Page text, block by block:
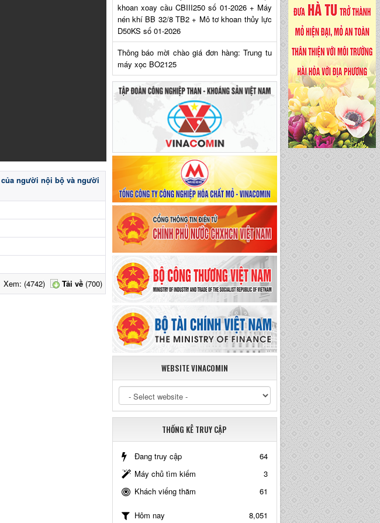
người nội bộ và người
Xem: (4742)
Tải về (700)
khoan xoay cầu CBIII250 số 01-2026 + Máy
nén khí BB 32/8 TB2 + Mô tơ khoan thủy lực
D50KS số 01-2026
Thông báo mời chào giá đơn hàng: Trung tu
máy xọc BO2125
WEBSITE VINACOMIN
THỐNG KÊ TRUY CẬP
Đang truy cập
64
Máy chủ tìm kiếm
3
Khách viếng thăm
61
Hôm nay 8,051